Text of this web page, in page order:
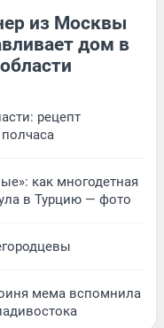
из Москвы
дом в
рецепт
как многодетная
в Турцию — фото
мема вспомнила